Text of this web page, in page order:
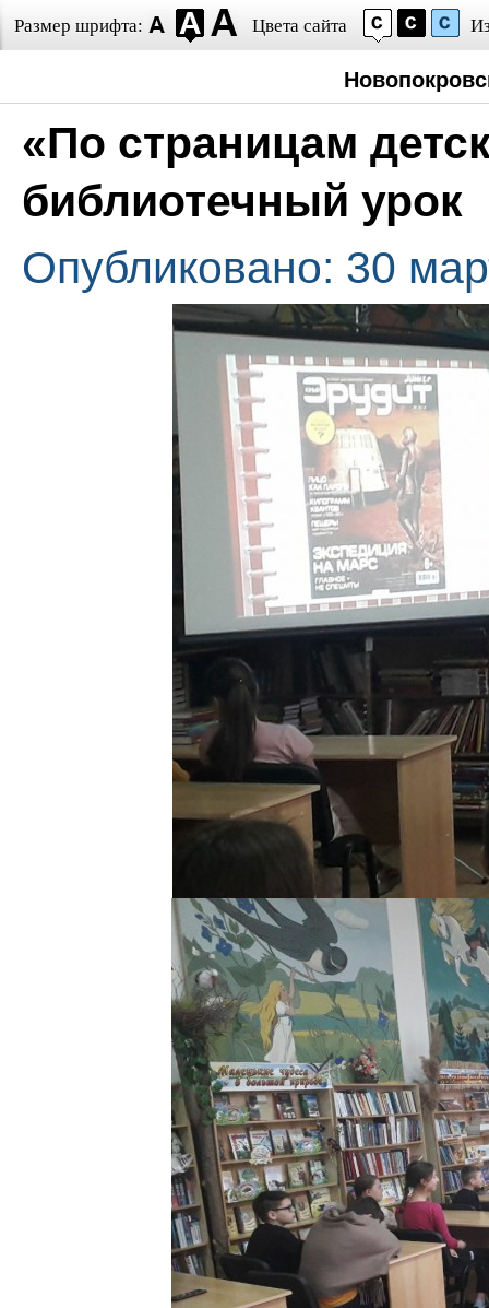
Размер шрифта: Цвета сайта
«По страницам
библиотечный урок
Опубликовано: 30